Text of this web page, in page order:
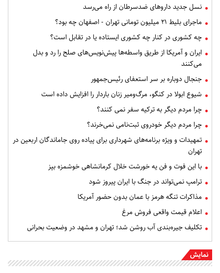
نسل جدید داروهای ضدسرطان از راه می‌رسد
ماجرای بلیط ۲۱ میلیون تومانی تهران - اصفهان چه بود؟
چه کشوری در کنار چه کشوری ایستاده یا در تقابل است؟
ایران و آمریکا از طریق واسطه‌ها پیش‌نویس‌های صلح را رد و بدل
می‌کنند
جنجال دوباره بر سر استعفای رئیس‌جمهور
شیوع ابولا در کنگو، مرگ‌ومیر زنان باردار را افزایش داده است
چرا مردم دیگر به ترکیه سفر نمی کنند؟
چرا مردم دیگر خودروی ثبت‌نامی نمی‌خرند؟
تمهیدات و ویژه برنامه‌های شهرداری برای پیاده روی جاماندگان اربعین در
تهران
با این فوت و فن یه خورشت خلال کرمانشاهی خوشمزه بپز
ترامپ نمی‌تواند در جنگ با ایران پیروز شود
مذاکرات تنگه هرمز با عمان بدون حضور آمریکا
اعلام قیمت واقعی فروش مرغ
تکلیف جیره‌بندی آب روشن شد؛ تهران و مشهد در وضعیت بحرانی
نمایش